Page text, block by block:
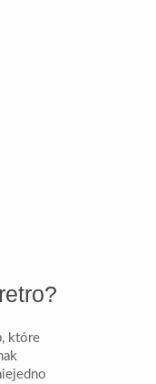
które